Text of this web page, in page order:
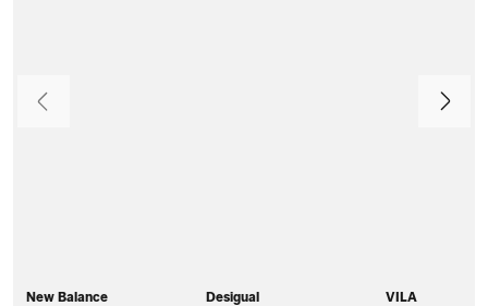
New Balance
Desigual
VILA
Precedente Avanti